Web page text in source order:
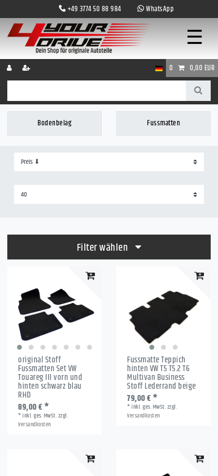
+49 3774 50 88 984 WhatsApp
☰
0 0,00 EUR
Bodenbelag Fussmatten
Filter wählen
original Stoff
Fussmatten Set VW
Touareg III vorn und
hinten schwarz blau
RHD
89,00 € *
*inkl. ges. MwSt.zzgl.
Versandkosten
Fussmatte Teppich
hinten VW T5 T5.2 T6
Multivan Business
Stoff Lederrand beige
79,00 € *
*inkl. ges. MwSt.zzgl.
Versandkosten